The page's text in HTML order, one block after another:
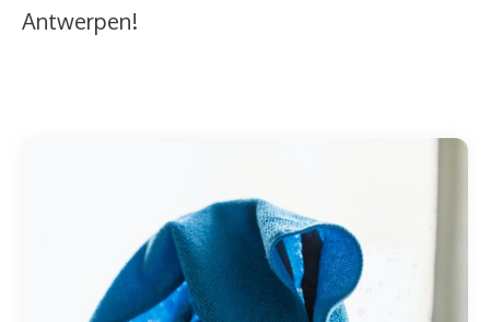
Antwerpen!